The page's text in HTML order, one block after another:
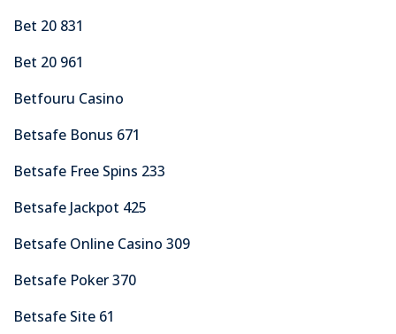
Bet 20 831
Bet 20 961
Betfouru Casino
Betsafe Bonus 671
Betsafe Free Spins 233
Betsafe Jackpot 425
Betsafe Online Casino 309
Betsafe Poker 370
Betsafe Site 61